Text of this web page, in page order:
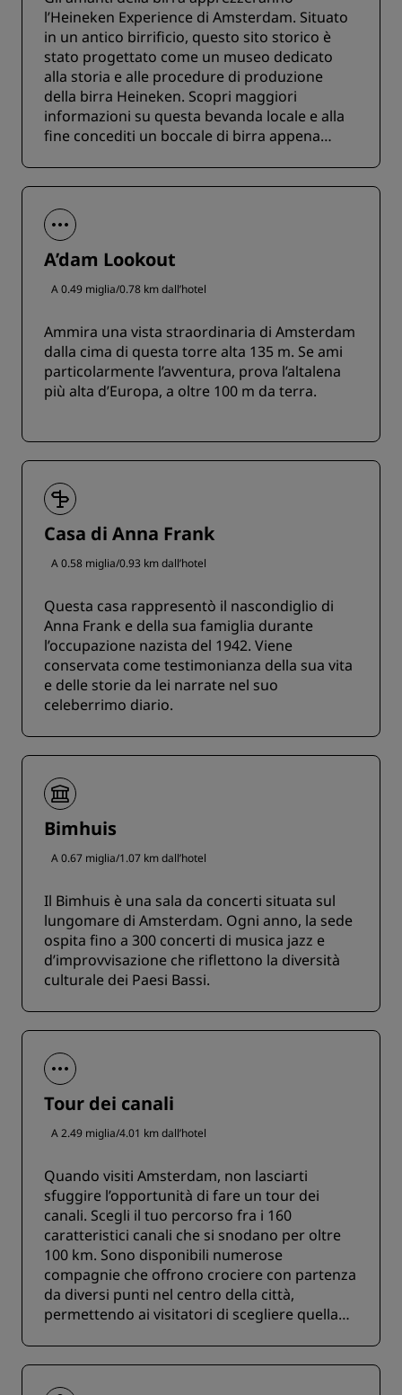
l’Heineken Experience di Amsterdam. Situato
in un antico birrificio, questo sito storico è
stato progettato come un museo dedicato
alla storia e alle procedure di produzione
della birra Heineken. Scopri maggiori
informazioni su questa bevanda locale e alla
fine concediti un boccale di birra appena
A’dam Lookout
A 0.49 miglia/0.78 km dall’hotel
Ammira una vista straordinaria di Amsterdam
dalla cima di questa torre alta 135 m. Se ami
particolarmente l’avventura, prova l’altalena
più alta d’Europa, a oltre 100 m da terra.
Casa di Anna Frank
A 0.58 miglia/0.93 km dall’hotel
Questa casa rappresentò il nascondiglio di
Anna Frank e della sua famiglia durante
l’occupazione nazista del 1942. Viene
conservata come testimonianza della sua vita
e delle storie da lei narrate nel suo
celeberrimo diario.
Bimhuis
A 0.67 miglia/1.07 km dall’hotel
Il Bimhuis è una sala da concerti situata sul
lungomare di Amsterdam. Ogni anno, la sede
ospita fino a 300 concerti di musica jazz e
d’improvvisazione che riflettono la diversità
culturale dei Paesi Bassi.
Tour dei canali
A 2.49 miglia/4.01 km dall’hotel
Quando visiti Amsterdam, non lasciarti
sfuggire l’opportunità di fare un tour dei
canali. Scegli il tuo percorso fra i 160
caratteristici canali che si snodano per oltre
100 km. Sono disponibili numerose
compagnie che offrono crociere con partenza
da diversi punti nel centro della città,
permettendo ai visitatori di scegliere quella